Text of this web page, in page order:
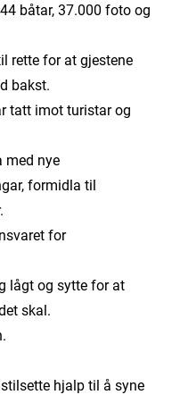
båtar, 37.000 foto og
rette for at gjestene
bakst.
tatt imot turistar og
med nye
formidla til
for
lågt og sytte for at
skal.
hjalp til å syne